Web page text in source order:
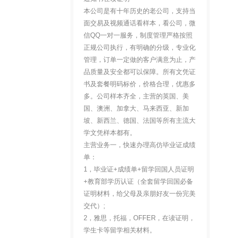
本公司是有十年历史的老公司，支持当
面交易及视频通话看样本，看公司，微
信QQ一对一服务，制度管理严格按照
正规公司执行，有明确的分级，专业化
管理，订单一定做的客户满意为止，产
品质量及安全都可以保障。所有文凭证
书及套餐明码标价，价格合理，优惠多
多。公司样本齐全，主营的英国、美
国、澳洲、加拿大、马来西亚、新加
坡、新西兰、德国、法国等所有主流大
学文凭样本都有。
主营业务一，快速办理高仿毕业证成绩
单：
1，毕业证+成绩单+留学回国人员证明
+教育部学历认证（全套留学回国必备
证明材料，给父母及亲朋好友一份完美
交代）;
2，雅思，托福，OFFER，在读证明，
学生卡等留学相关材料。